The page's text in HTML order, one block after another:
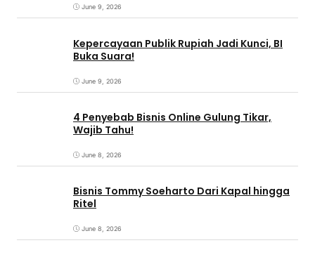
June 9, 2026
Kepercayaan Publik Rupiah Jadi Kunci, BI
Buka Suara!
June 9, 2026
4 Penyebab Bisnis Online Gulung Tikar,
Wajib Tahu!
June 8, 2026
Bisnis Tommy Soeharto Dari Kapal hingga
Ritel
June 8, 2026